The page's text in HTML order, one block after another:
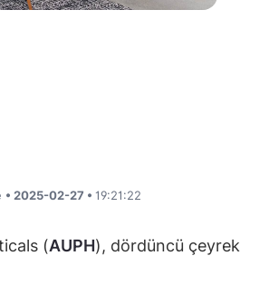
• 2025-02-27 • 19:21:22
(AUPH), dördüncü çeyrek